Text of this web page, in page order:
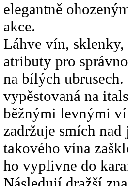
elegantně
akce.
Láhve vín,
atributy pro
na bílých
vypěstovaná na
běžnými levnými
zadržuje smích
takového vína
ho vyplivne do